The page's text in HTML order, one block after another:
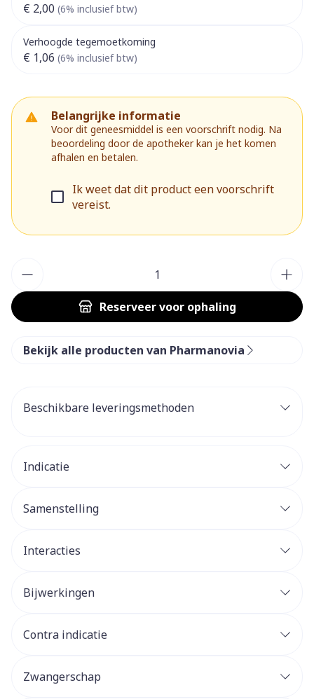
€ 2,00 (6% inclusief btw)
Verhoogde tegemoetkoming
€ 1,06 (6% inclusief btw)
Belangrijke informatie
Voor dit geneesmiddel is een voorschrift nodig. Na
beoordeling door de apotheker kan je het komen
afhalen en betalen.
Ik weet dat dit product een voorschrift
vereist.
Reserveervoor ophaling
Bekijk alle producten van Pharmanovia
Beschikbare leveringsmethoden
Indicatie
Samenstelling
Interacties
Bijwerkingen
Contra indicatie
Zwangerschap